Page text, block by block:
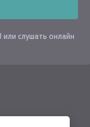
слушать онлайн